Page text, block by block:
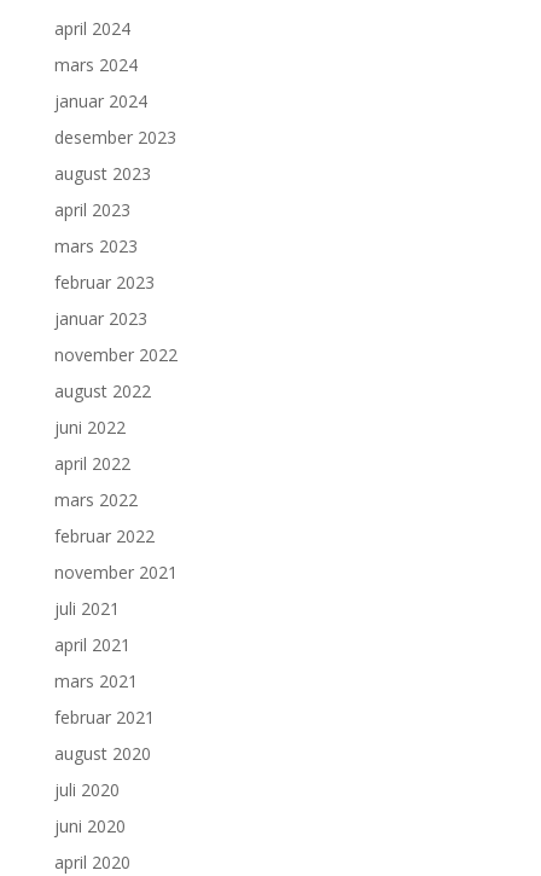
april 2024
mars 2024
januar 2024
desember 2023
august 2023
april 2023
mars 2023
februar 2023
januar 2023
november 2022
august 2022
juni 2022
april 2022
mars 2022
februar 2022
november 2021
juli 2021
april 2021
mars 2021
februar 2021
august 2020
juli 2020
juni 2020
april 2020